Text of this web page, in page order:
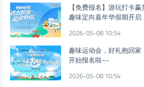
【免费报名】游玩打卡
趣味定向嘉年华假期开启
2026-05-08 10:54
趣味运动会，好礼抱回
开始报名啦~~
2026-05-08 10:54